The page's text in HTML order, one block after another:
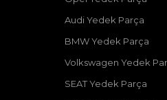
Audi Yedek Parça
BMW Yedek Parça
Volkswagen Yedek
SEAT Yedek Parça